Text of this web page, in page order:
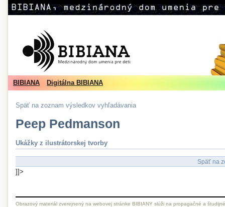
BIBIANA Digitálna BIBIANA
Späť na zoznam výsledkov vyhľadávania
Peep Pedmanson
Ukážky z ilustrátorskej tvorby
Späť na
]]>
Obrazový materiál zverejnený na webovej stránke BIBIANY slúži na propagačné a